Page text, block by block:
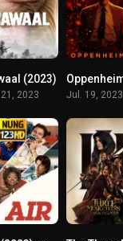
(2023)
2023 Jul. 19, 2023